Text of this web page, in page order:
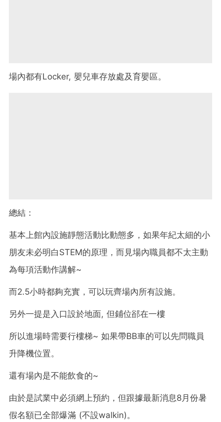
場內都有Locker, 嬰兒車存放處及育嬰區。
總結：
基本上館內設施靜態活動比動態多，如果年紀太細的小
朋友未必明白STEM的原理，而見場內職員都不太主動
為每項活動作講解~
而2.5小時都夠充實，可以玩齊場內所有設施。
另外一提是入口設於地面, 但鋪位郤在一樓
所以進場時需要行樓梯~ 如果帶BB車的可以先問職員
升降機位置。
還有場內是不能飲食的~
由於是試業中必須網上預約，但跟據最新消息8月份暑
假名額已全部爆滿 (不設walkin)。